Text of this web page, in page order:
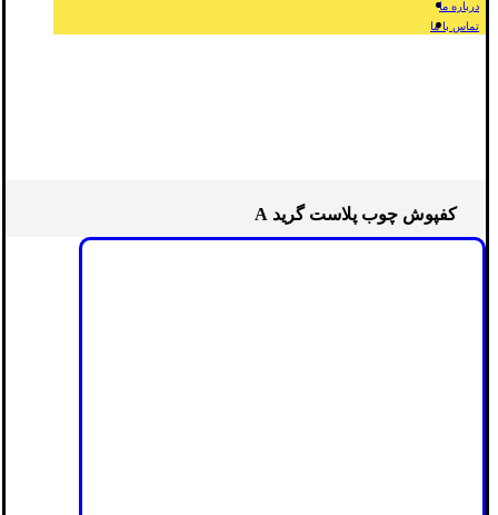
درباره ما
تماس با ما
کفپوش چوب پلاست گرید A